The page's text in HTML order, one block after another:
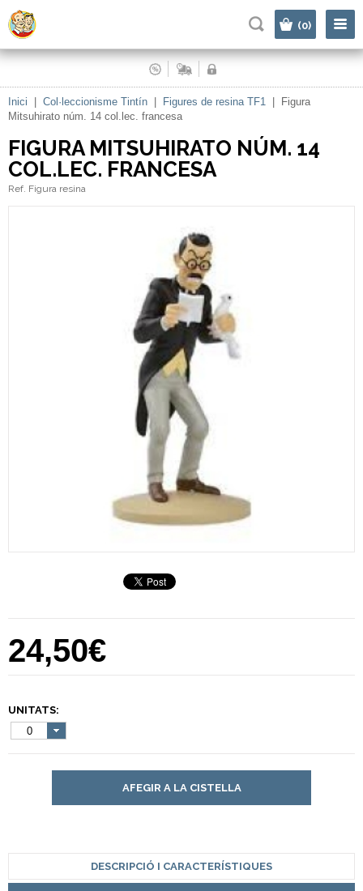
(0)
Inici Col·leccionisme Tintín Figures de resina TF1
Figura
Mitsuhirato núm. 14 col.lec. francesa
FIGURA MITSUHIRATO NÚM. 14
COL.LEC. FRANCESA
Ref. Figura resina
24,50€
UNITATS:
0
AFEGIR A LA CISTELLA
DESCRIPCIÓ I CARACTERÍSTIQUES